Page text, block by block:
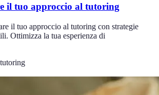
il tuo approccio al tutoring
il tuo approccio al tutoring con strategie
Ottimizza la tua esperienza di